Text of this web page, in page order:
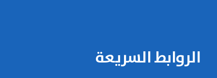
الروابط السريعة